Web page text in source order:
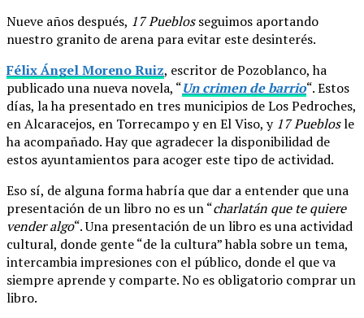
Nueve años después, 17 Pueblosseguimos aportando
nuestro granito de arena para evitar este desinterés.
Félix Ángel Moreno Ruiz, escritor de Pozoblanco, ha
publicado una nueva novela, “Un crimen de barrio“. Estos
días, la ha presentado en tres municipios de Los Pedroches,
en Alcaracejos, en Torrecampo y en El Viso, y 17 Pueblosle
ha acompañado. Hay que agradecer la disponibilidad de
estos ayuntamientos para acoger este tipo de actividad.
Eso sí, de alguna forma habría que dar a entender que una
presentación de un libro no es un “charlatán que te quiere
vender algo“. Una presentación de un libro es una actividad
cultural, donde gente “de la cultura” habla sobre un tema,
intercambia impresiones con el público, donde el que va
siempre aprende y comparte. No es obligatorio comprar un
libro.